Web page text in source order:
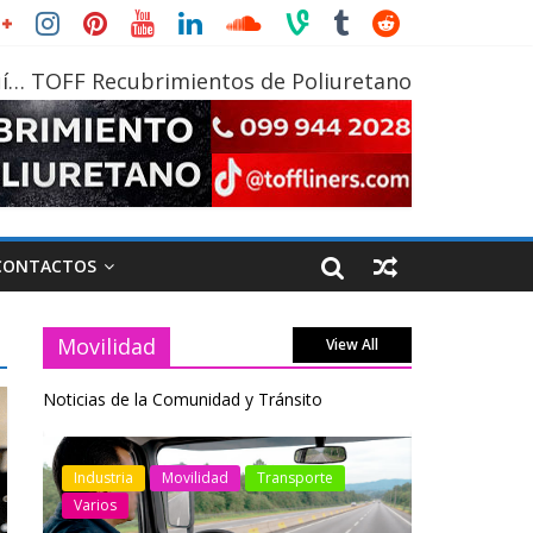
TOFF Recubrimientos de Poliuretano
Movilidad View All
Noticias de la Comunidad y Tránsito
Industria Movilidad
Transporte
Varios